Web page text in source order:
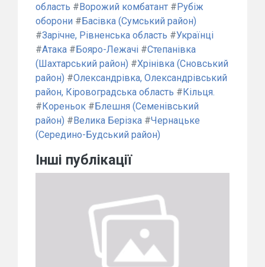
область #Ворожий комбатант #Рубіж
оборони #Басівка (Сумський район)
#Зарічне, Рівненська область #Українці
#Атака #Бояро-Лежачі #Степанівка
(Шахтарський район) #Хрінівка (Сновський
район) #Олександрівка, Олександрівський
район, Кіровоградська область #Кільця.
#Кореньок #Блешня (Семенівський
район) #Велика Берізка #Чернацьке
(Середино-Будський район)
Інші публікації